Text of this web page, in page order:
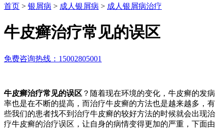
首页 > 银屑病 > 成人银屑病 > 成人银屑病治疗
牛皮癣治疗常见的误区
免费咨询热线：15002805001
牛皮癣治疗常见的误区 ？随着现在环境的变化，牛皮癣的发病
率也是在不断的提高，而治疗牛皮癣的方法也是越来越多，有
些我们的患者找不到治疗牛皮癣的较好方法的时候就会出现治
疗牛皮癣的治疗误区，让自身的病情变得更加的严重，下面由